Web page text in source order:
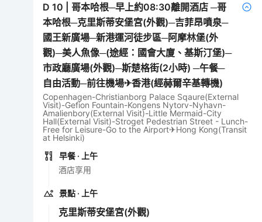
D10 |哥本哈根─早上約08:30離開酒店 ─哥
本哈根─克里斯蒂安堡宮(外觀)─吉菲昂噴泉─
國王新廣場─新港運河徒步區─阿摩林堡(外
觀)─美人魚像─(途經：國會大廈、基斯汀堡)─
市政廳廣場(外觀)─斯楚格街(2小時) ─午餐─
自由活動─前往機場✈香港(經赫爾辛基轉機)
Copenhagen-Christianborg Palace Sqaure(External
Visit)-Gefion Fountain-Kongens Nytorv-Nyhavn-
Amalienbory(External Visit)-Little Mermaid-City
Hall(External Visit)-Stroget Pedestrian Street - Lunch-
Free for Leisure-Go to the Airport✈Hong Kong(Transit
at Helsinki)
早餐 · 上午
酒店享用
景點 · 上午
克里斯蒂安堡宮(外觀)